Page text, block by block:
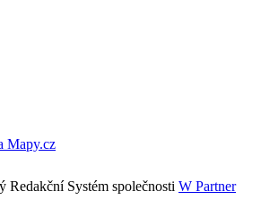
Redakční Systém společnosti W Partner